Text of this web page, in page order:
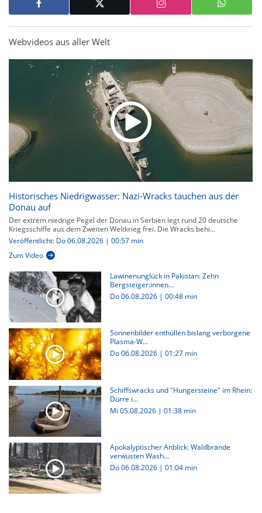
Webvideos aus aller Welt
Historisches Niedrigwasser: Nazi-Wracks tauchen aus der
Donau auf
Der extrem niedrige Pegel der Donau in Serbien legt rund 20 deutsche
Kriegsschiffe aus dem Zweiten Weltkrieg frei. Die Wracks behi...
Veröffentlicht: Do 06.08.2026 | 00:57 min
Zum Video
Lawinenunglück in Pakistan: Zehn
Bergsteiger:innen...
Do 06.08.2026 | 00:48 min
Sonnenbilder enthüllen bislang verborgene
Plasma-W...
Do 06.08.2026 | 01:27 min
Schiffswracks und "Hungersteine" im Rhein:
Dürre i...
Mi 05.08.2026 | 01:38 min
Apokalyptischer Anblick: Waldbrände
verwüsten Wash...
Do 06.08.2026 | 01:04 min